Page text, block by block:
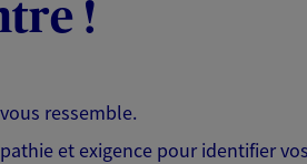
!
ressemble.
et exigence pour identifier